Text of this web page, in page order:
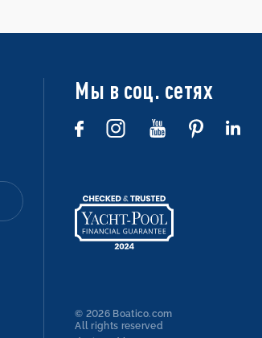
Мы в соц. сетях
© 2026 Boatico.com
All rights reserved